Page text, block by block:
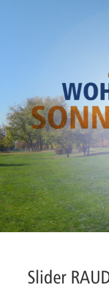
Ihr Titel
Your content goes
module Content
content in the module
to this text in the
Slider